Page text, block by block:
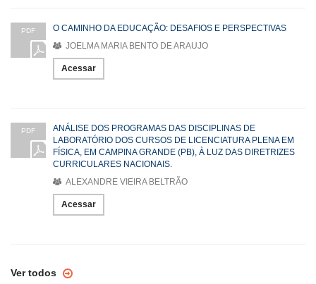
PDF
O CAMINHO DA EDUCAÇÃO: DESAFIOS E PERSPECTIVAS
JOELMA MARIA BENTO DE ARAUJO
Acessar
PDF
ANÁLISE DOS PROGRAMAS DAS DISCIPLINAS DE
LABORATÓRIO DOS CURSOS DE LICENCIATURA PLENA EM
FÍSICA, EM CAMPINA GRANDE (PB), À LUZ DAS DIRETRIZES
CURRICULARES NACIONAIS.
ALEXANDRE VIEIRA BELTRÃO
Acessar
Ver todos